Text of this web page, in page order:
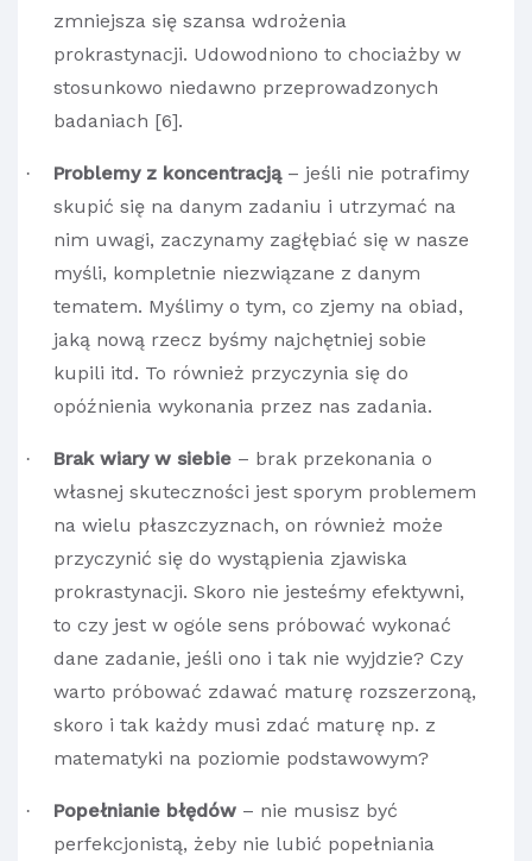
zmniejsza się szansa wdrożenia
prokrastynacji. Udowodniono to chociażby w
stosunkowo niedawno przeprowadzonych
badaniach [6].
· Problemy z koncentracją – jeśli nie potrafimy
skupić się na danym zadaniu i utrzymać na
nim uwagi, zaczynamy zagłębiać się w nasze
myśli, kompletnie niezwiązane z danym
tematem. Myślimy o tym, co zjemy na obiad,
jaką nową rzecz byśmy najchętniej sobie
kupili itd. To również przyczynia się do
opóźnienia wykonania przez nas zadania.
· Brak wiary w siebie – brak przekonania o
własnej skuteczności jest sporym problemem
na wielu płaszczyznach, on również może
przyczynić się do wystąpienia zjawiska
prokrastynacji. Skoro nie jesteśmy efektywni,
to czy jest w ogóle sens próbować wykonać
dane zadanie, jeśli ono i tak nie wyjdzie? Czy
warto próbować zdawać maturę rozszerzoną,
skoro i tak każdy musi zdać maturę np. z
matematyki na poziomie podstawowym?
· Popełnianie błędów – nie musisz być
perfekcjonistą, żeby nie lubić popełniania